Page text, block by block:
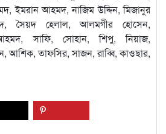
ইমরান আহমদ, নাজিম উদ্দিন, মিজানুর
সৈয়দ হেলাল, আলমগীর হোসেন,
সাফি, সোহান, শিপু, নিয়াজ,
তাফসির, সাজন, রাব্বি, কাওছার,